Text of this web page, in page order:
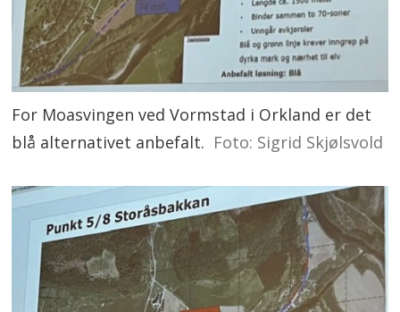
For Moasvingen ved Vormstad i Orkland er det
blå alternativet anbefalt. Foto: Sigrid Skjølsvold